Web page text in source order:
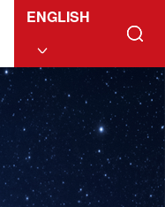
ENGLISH